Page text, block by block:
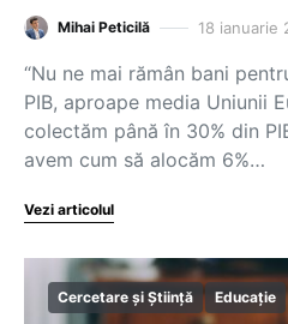
Mihai Peticilă 18 ianuarie
“Nu ne mai rămân bani
PIB, aproape media Uniunii
colectăm până în 30% din
avem cum să alocăm 6%…
Vezi articolul
Cercetare și Știință Educație